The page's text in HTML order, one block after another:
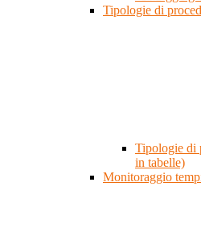
Tipologie di
Tipologie di
in tabelle)
Monitoraggio